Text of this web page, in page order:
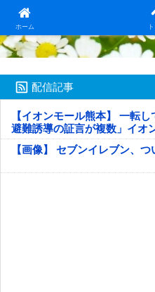
ホーム日本第一！ニュース録
配信記事
【イオンモール熊本】 一転
避難誘導の証言が複数」イオ
疑い
【画像】 セブンイレブン、